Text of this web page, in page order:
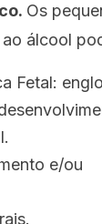
Os
álcool
Fetal:
e/ou